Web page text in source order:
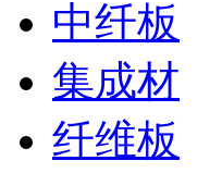
中纤板
集成材
纤维板